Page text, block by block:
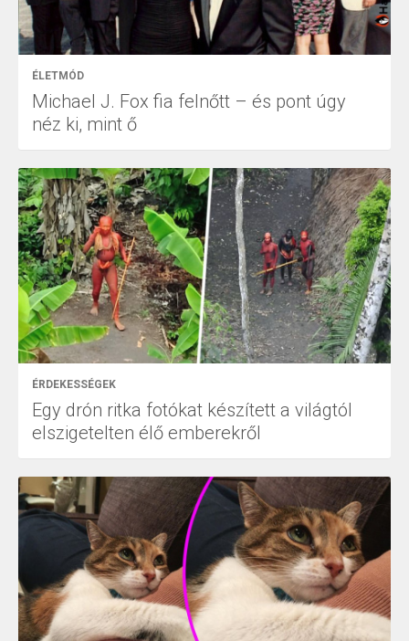
ÉLETMÓD
Michael J. Fox fia felnőtt – és pont úgy
néz ki, mint ő
ÉRDEKESSÉGEK
Egy drón ritka fotókat készített a világtól
elszigetelten élő emberekről